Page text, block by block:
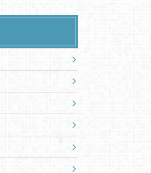
師、出身国と
中の人は？素顔